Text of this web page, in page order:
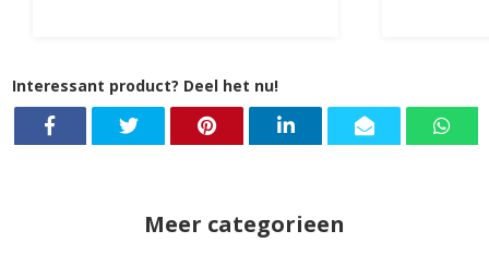
Interessant product? Deel het nu!
Meer categorieen